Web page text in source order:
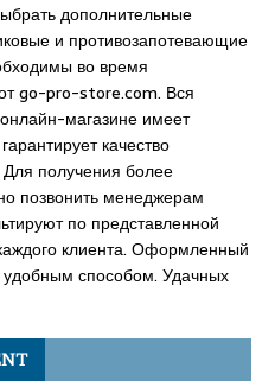
дополнительные
и противозапотевающие
во время
go-pro-store.com. Вся
магазине имеет
качество
получения более
позвонить менеджерам
по представленной
клиента. Оформленный
способом. Удачных